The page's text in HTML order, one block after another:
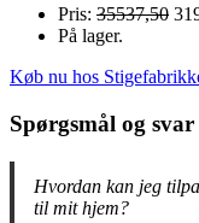
Pris: 35537,50
På lager.
Køb nu hos
Spørgsmål og svar
Hvordan kan jeg
til mit hjem?